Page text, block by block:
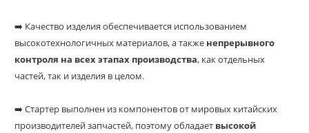
➡️ Качество изделия обеспечивается использованием
высокотехнологичных материалов, а также непрерывного
контроля на всех этапах производства, как отдельных
частей, так и изделия в целом.
➡️ Стартер выполнен из компонентов от мировых китайских
производителей запчастей, поэтому обладает высокой